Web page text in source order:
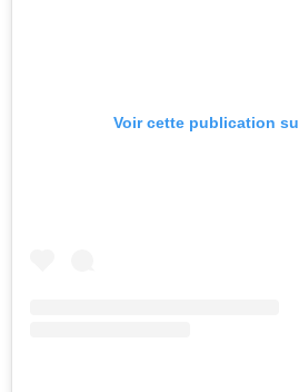
Voir cette publication